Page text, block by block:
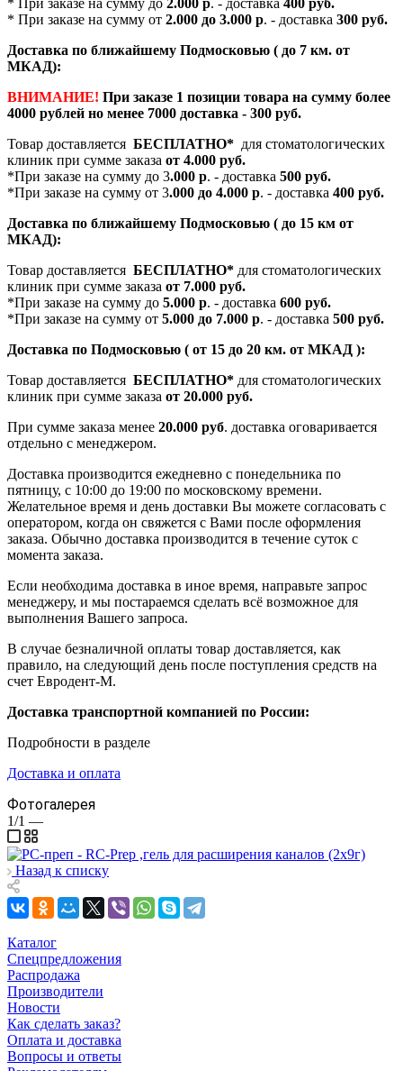
* При заказе на сумму до 2.000 р. - доставка 400 руб.
* При заказе на сумму от 2.000 до 3.000 р. - доставка 300 руб.
Доставка по ближайшему Подмосковью ( до 7 км. от
МКАД):
ВНИМАНИЕ! При заказе 1 позиции товара на сумму более
4000 рублей но менее 7000 доставка - 300 руб.
Товар доставляется БЕСПЛАТНО* для стоматологических
клиник при сумме заказа от 4.000 руб.
*При заказе на сумму до 3.000 р. - доставка 500 руб.
*При заказе на сумму от 3.000 до 4.000 р. - доставка 400 руб.
Доставка по ближайшему Подмосковью ( до 15 км от
МКАД):
Товар доставляется БЕСПЛАТНО* для стоматологических
клиник при сумме заказа от 7.000 руб.
*При заказе на сумму до 5.000 р. - доставка 600 руб.
*При заказе на сумму от 5.000 до 7.000 р. - доставка 500 руб.
Доставка по Подмосковью ( от 15 до 20 км. от МКАД ):
Товар доставляется БЕСПЛАТНО* для стоматологических
клиник при сумме заказа от 20.000 руб.
При сумме заказа менее 20.000 руб. доставка оговаривается
отдельно с менеджером.
Доставка производится ежедневно с понедельника по
пятницу, с 10:00 до 19:00 по московскому времени.
Желательное время и день доставки Вы можете согласовать с
оператором, когда он свяжется с Вами после оформления
заказа. Обычно доставка производится в течение суток с
момента заказа.
Если необходима доставка в иное время, направьте запрос
менеджеру, и мы постараемся сделать всё возможное для
выполнения Вашего запроса.
В случае безналичной оплаты товар доставляется, как
правило, на следующий день после поступления средств на
счет Евродент-М.
Доставка транспортной компанией по России:
Подробности в разделе
Доставка и оплата
Фотогалерея
1/1 —
Назад к списку
Каталог
Спецпредложения
Распродажа
Производители
Новости
Как сделать заказ?
Оплата и доставка
Вопросы и ответы